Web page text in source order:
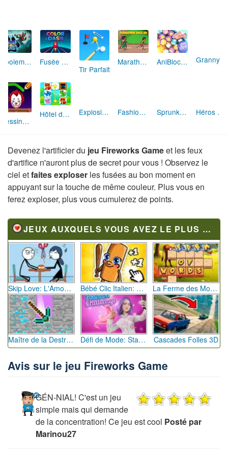
Aboiement Stellaire : Aventure Canine Fusée Chromatique: La Course des Couleurs
Tir Parfait
Marathon Champion io AniBlocos: Connecte les Animaux Mignons!
Dessine et Écrase : Le Jeu des Monstres
Hôtel des Animaux de Rêve Explosion de Blocs de Sable Fashion Rebelle: Style Grunge Chic Sprunki Monster: Rythmes Musicaux Monstres Héros des Terres Hostiles
Devenez l'artificier du jeu Fireworks Gameet les feux
d'artifice n'auront plus de secret pour vous ! Observez le
ciel etfaites exploser les fusées au bon moment en
appuyant sur la touche de même couleur. Plus vous en
ferez exploser, plus vous cumulerez de points.
JEUX AUXQUELS VOUS AVEZ LE PLUS JOUÉ
Skip Love: L'Amour en Péril Bébé Clic Italien: La Folie des Petits Bambins La Ferme des Mots - Cultivez votre Vocabulaire
Maître de la Destruction: Fusion de Pioches Défi de Mode: Star du Podium Cascades Folles 3D
Avis sur le jeu Fireworks Game
GÉN-NIAL! C'est un jeu
simple mais qui demande
de la concentration! Ce jeu est cool Posté par
Marinou27